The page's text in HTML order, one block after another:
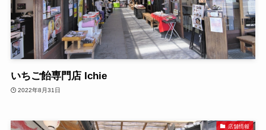
いちご飴専門店 Ichie
2022年8月31日
店舗情報